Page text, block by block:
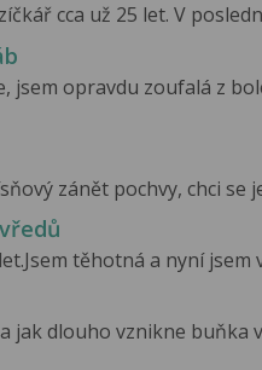
cca už 25 let. V
jsem opravdu zoufalá z
zánět pochvy, chci se
těhotná a nyní jsem
jak dlouho vznikne buňka